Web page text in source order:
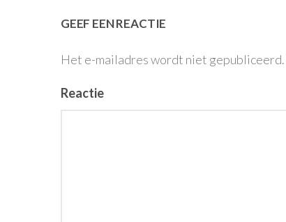
GEEF EEN REACTIE
Het e-mailadres wordt niet gepubliceerd.
Reactie